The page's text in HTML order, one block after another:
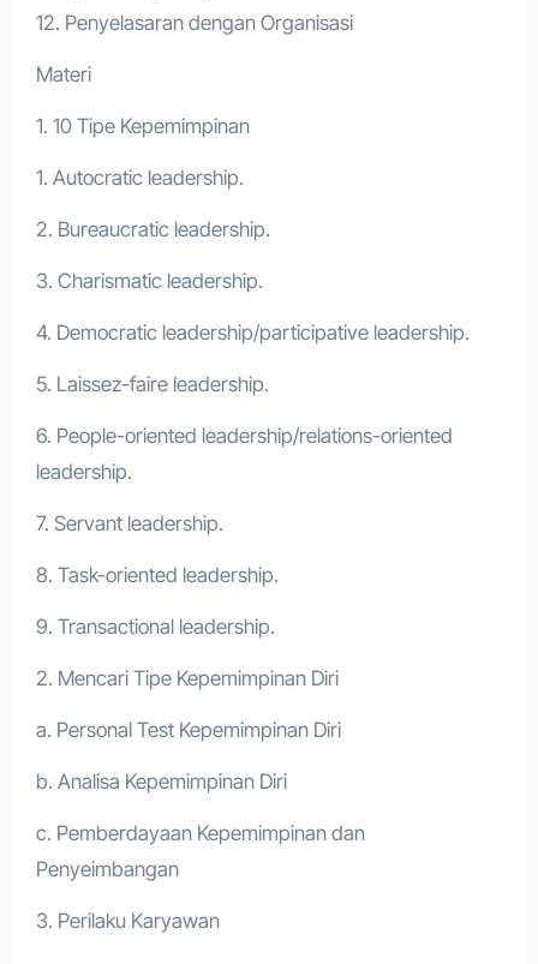
12. Penyelasaran dengan Organisasi
Materi
1. 10 Tipe Kepemimpinan
1. Autocratic leadership.
2. Bureaucratic leadership.
3. Charismatic leadership.
4. Democratic leadership/participative leadership.
5. Laissez-faire leadership.
6. People-oriented leadership/relations-oriented
leadership.
7. Servant leadership.
8. Task-oriented leadership.
9. Transactional leadership.
2. Mencari Tipe Kepemimpinan Diri
a. Personal Test Kepemimpinan Diri
b. Analisa Kepemimpinan Diri
c. Pemberdayaan Kepemimpinan dan
Penyeimbangan
3. Perilaku Karyawan